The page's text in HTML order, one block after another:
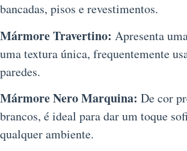
bancadas, pisos e revestimentos.
Mármore Travertino: Apresenta
uma textura única, frequentemente
paredes.
Mármore Nero Marquina: De cor
brancos, é ideal para dar um toque
qualquer ambiente.